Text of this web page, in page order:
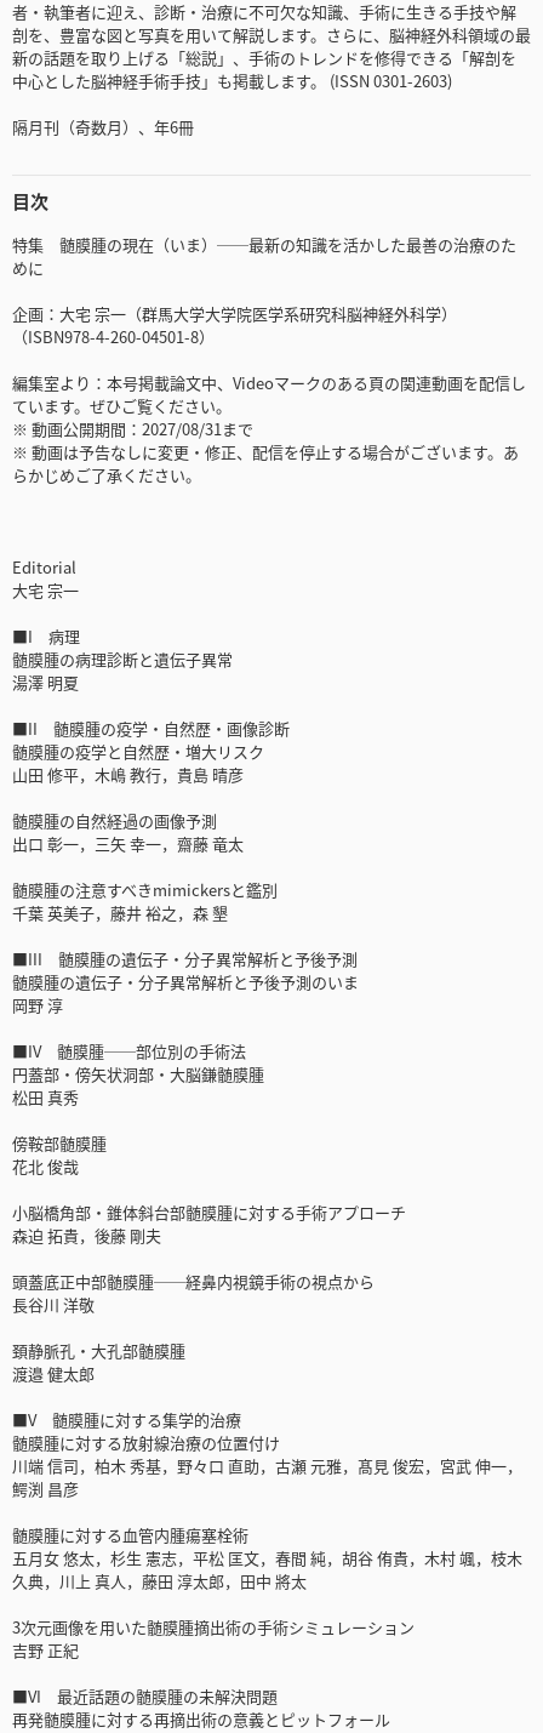
者・執筆者に迎え、診断・治療に不可欠な知識、手術に生きる手技や解
剖を、豊富な図と写真を用いて解説します。さらに、脳神経外科領域の最
新の話題を取り上げる「総説」、手術のトレンドを修得できる「解剖を
中心とした脳神経手術手技」も掲載します。 (ISSN 0301-2603)
隔月刊（奇数月）、年6冊
目次
特集 髄膜腫の現在（いま）──最新の知識を活かした最善の治療のた
めに
企画：大宅 宗一（群馬大学大学院医学系研究科脳神経外科学）
（ISBN978-4-260-04501-8）
編集室より：本号掲載論文中、Videoマークのある頁の関連動画を配信し
ています。ぜひご覧ください。
※ 動画公開期間：2027/08/31まで
※ 動画は予告なしに変更・修正、配信を停止する場合がございます。あ
らかじめご了承ください。
Editorial
大宅 宗一
■I 病理
髄膜腫の病理診断と遺伝子異常
湯澤 明夏
■II 髄膜腫の疫学・自然歴・画像診断
髄膜腫の疫学と自然歴・増大リスク
山田 修平，木嶋 教行，貴島 晴彦
髄膜腫の自然経過の画像予測
出口 彰一，三矢 幸一，齋藤 竜太
髄膜腫の注意すべきmimickersと鑑別
千葉 英美子，藤井 裕之，森 墾
■III 髄膜腫の遺伝子・分子異常解析と予後予測
髄膜腫の遺伝子・分子異常解析と予後予測のいま
岡野 淳
■IV 髄膜腫──部位別の手術法
円蓋部・傍矢状洞部・大脳鎌髄膜腫
松田 真秀
傍鞍部髄膜腫
花北 俊哉
小脳橋角部・錐体斜台部髄膜腫に対する手術アプローチ
森迫 拓貴，後藤 剛夫
頭蓋底正中部髄膜腫──経鼻内視鏡手術の視点から
長谷川 洋敬
頚静脈孔・大孔部髄膜腫
渡邉 健太郎
■V 髄膜腫に対する集学的治療
髄膜腫に対する放射線治療の位置付け
川端 信司，柏木 秀基，野々口 直助，古瀬 元雅，髙見 俊宏，宮武 伸一，
鰐渕 昌彦
髄膜腫に対する血管内腫瘍塞栓術
五月女 悠太，杉生 憲志，平松 匡文，春間 純，胡谷 侑貴，木村 颯，枝木
久典，川上 真人，藤田 淳太郎，田中 將太
3次元画像を用いた髄膜腫摘出術の手術シミュレーション
吉野 正紀
■VI 最近話題の髄膜腫の未解決問題
再発髄膜腫に対する再摘出術の意義とピットフォール